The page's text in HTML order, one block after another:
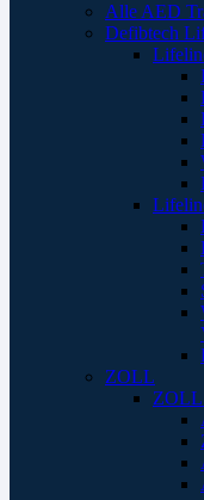
Alle AED
Defibtech
ZOLL